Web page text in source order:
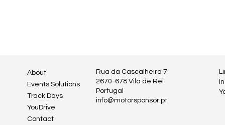
About
Events Solutions
Track Days
YouDrive
Contact
Rua da Cascalheira 7
2670-678 Vila de Rei
Portugal
info@motorsponsor.pt